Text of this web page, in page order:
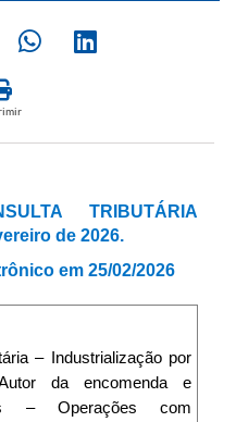
TRIBUTÁRIA
de 2026.
em 25/02/2026
– Industrialização por
da encomenda e
– Operações com